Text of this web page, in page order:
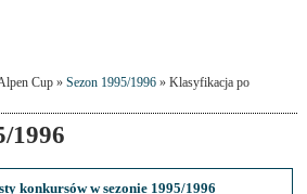
Cup » Sezon 1995/1996» Klasyfikacja po
1996
konkursów w sezonie 1995/1996